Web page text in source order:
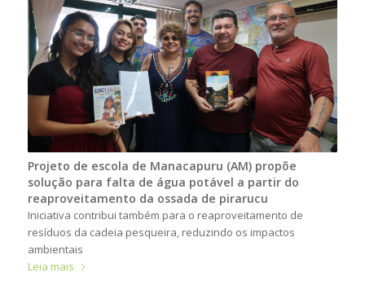
Projeto de escola de Manacapuru (AM) propõe
solução para falta de água potável a partir do
reaproveitamento da ossada de pirarucu
Iniciativa contribui também para o reaproveitamento de
resíduos da cadeia pesqueira, reduzindo os impactos
ambientais
Leia mais